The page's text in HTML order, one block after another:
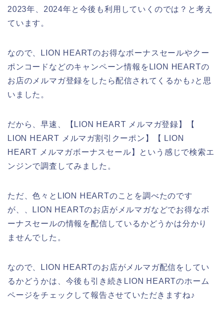
2023年、2024年と今後も利用していくのでは？と考え
ています。
なので、LION HEARTのお得なボーナスセールやクー
ポンコードなどのキャンペーン情報をLION HEARTの
お店のメルマガ登録をしたら配信されてくるかも♪と思
いました。
だから、早速、【LION HEART メルマガ登録】【
LION HEART メルマガ割引クーポン】【 LION
HEART メルマガボーナスセール】という感じで検索エ
ンジンで調査してみました。
ただ、色々とLION HEARTのことを調べたのです
が、、LION HEARTのお店がメルマガなどでお得なボ
ーナスセールの情報を配信しているかどうかは分かり
ませんでした。
なので、LION HEARTのお店がメルマガ配信をしてい
るかどうかは、今後も引き続きLION HEARTのホーム
ページをチェックして報告させていただきますね♪